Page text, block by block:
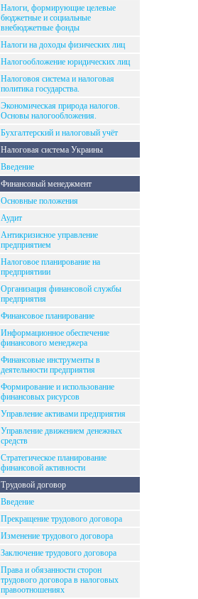
Налоги, формирующие целевые
бюджетные и социальные
внебюджетные фонды
Налоги на доходы физических лиц
Налогообложение юридических лиц
Налоговоя система и налоговая
политика государства.
Экономическая природа налогов.
Основы налогообложения.
Бухгалтерский и налоговый учёт
Налоговая система Украины
Введение
Финансовый менеджмент
Основные положения
Аудит
Антикризисное управление
предприятием
Налоговое планирование на
предприятиии
Организация финансовой службы
предприятия
Финансовое планирование
Информационное обеспечение
финансового менеджера
Финансовые инструменты в
деятельности предприятия
Формирование и использование
финансовых рисурсов
Управление активами предприятия
Управление движением денежных
средств
Стратегическое планирование
финансовой активности
Трудовой договор
Введение
Прекращение трудового договора
Изменение трудового договора
Заключение трудового договора
Права и обязанности сторон
трудового договора в налоговых
правоотношениях